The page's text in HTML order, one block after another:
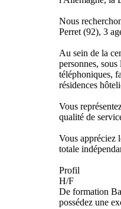
Nous
Perret (92), 3
Au sein de la
personnes,
téléphoniques,
résidences
Vous
qualité de
Vous appréciez
totale
Profil
H/F
De formation
possédez une